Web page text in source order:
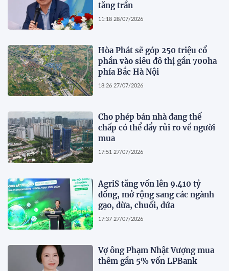
tăng trần
11:18 28/07/2026
Hòa Phát sẽ góp 250 triệu cổ
phần vào siêu đô thị gần 700ha
phía Bắc Hà Nội
18:26 27/07/2026
Cho phép bán nhà đang thế
chấp có thể đẩy rủi ro về người
mua
17:51 27/07/2026
AgriS tăng vốn lên 9.410 tỷ
đồng, mở rộng sang các ngành
gạo, dừa, chuối, dứa
17:37 27/07/2026
Vợ ông Phạm Nhật Vượng mua
thêm gần 5% vốn LPBank